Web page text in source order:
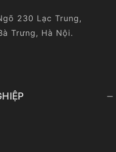
230 Lạc Trung,
Trưng, Hà Nội.